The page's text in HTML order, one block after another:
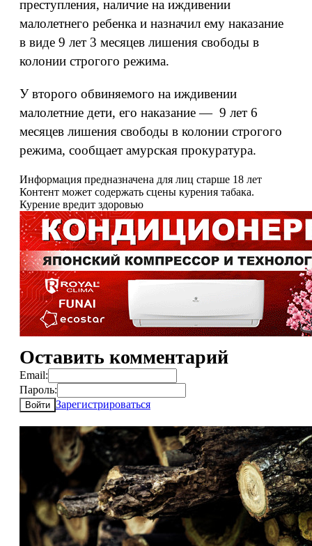
преступления, наличие на иждивении
малолетнего ребенка и назначил ему наказание
в виде 9 лет 3 месяцев лишения свободы в
колонии строгого режима.
У второго обвиняемого на иждивении
малолетние дети, его наказание — 9 лет 6
месяцев лишения свободы в колонии строгого
режима, сообщает амурская прокуратура.
Информация предназначена для лиц старше 18 лет
Контент может содержать сцены курения табака.
Курение вредит здоровью
Оставить комментарий
Email:
Пароль:
Войти Зарегистрироваться